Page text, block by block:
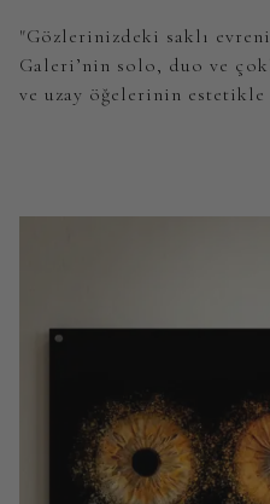
"Gözlerinizdeki saklı
Galeri’nin solo, duo ve
ve uzay öğelerinin estetikle